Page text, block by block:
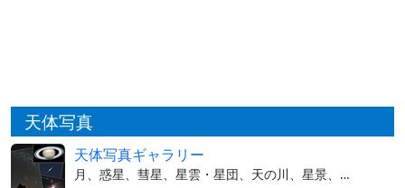
天体写真
天体写真ギャラリー
月、惑星、彗星、星雲・星団、天の川、星景、…